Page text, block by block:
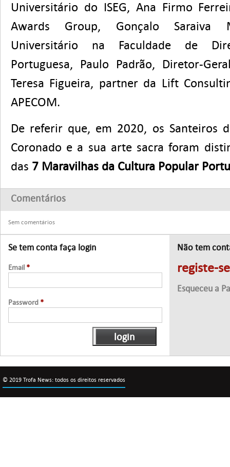
Universitário do ISEG, Ana Firmo
Awards Group, Gonçalo Saraiva
Universitário na Faculdade de
Portuguesa, Paulo Padrão, Diretor-
Teresa Figueira, partner da Lift
APECOM.
De referir que, em 2020, os Santeiros
Coronado e a sua arte sacra foram
das 7 Maravilhas da Cultura Popular
Comentários
Sem comentários
Se tem conta faça login
Email *
Password *
Não tem
registe-
Esqueceu a
© 2019 Trofa News: todos os direitos reservados